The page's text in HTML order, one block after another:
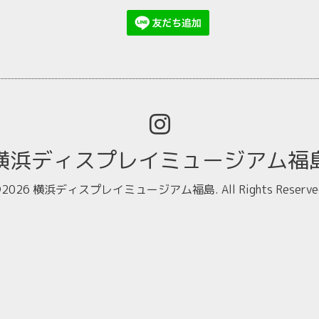
浜ディスプレイミュージアム福
横浜ディスプレイミュージアム福島. All Rights